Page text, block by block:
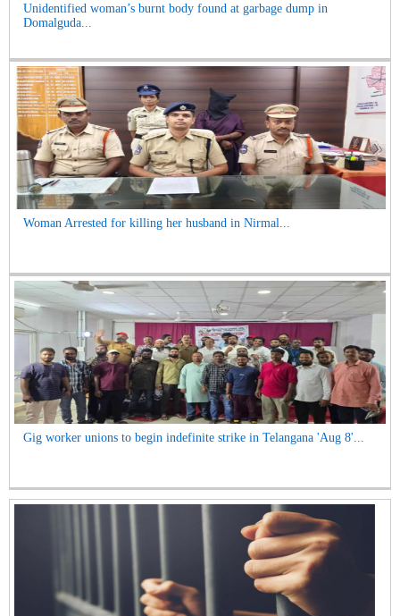
Unidentified woman’s burnt body found at garbage dump in
Domalguda...
Woman Arrested for killing her husband in Nirmal...
Gig worker unions to begin indefinite strike in Telangana 'Aug 8'...